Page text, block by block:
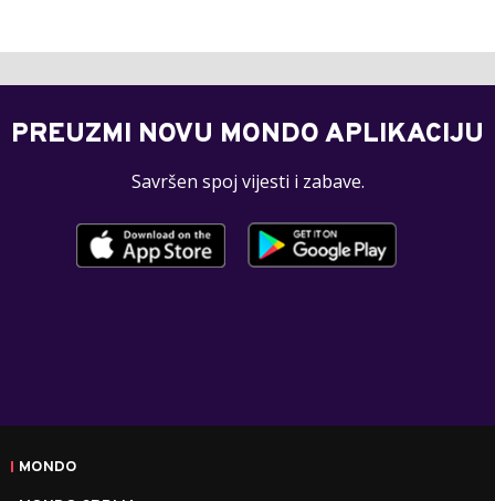
PREUZMI NOVU MONDO APLIKACIJU
Savršen spoj vijesti i zabave.
MONDO